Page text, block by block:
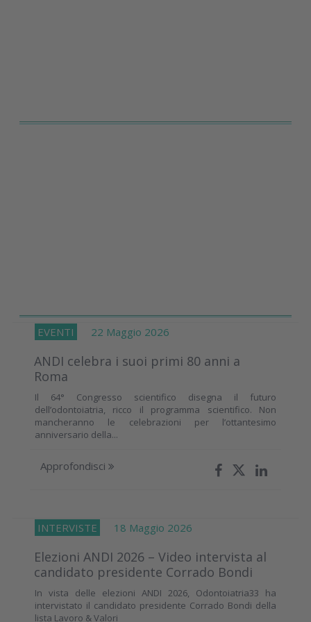
EVENTI 22 Maggio 2026
ANDI celebra i suoi primi 80 anni a
Roma
Il 64° Congresso scientifico disegna il futuro
dell’odontoiatria, ricco il programma scientifico. Non
mancheranno le celebrazioni per l’ottantesimo
anniversario della...
Approfondisci
INTERVISTE 18 Maggio 2026
Elezioni ANDI 2026 – Video intervista al
candidato presidente Corrado Bondi
In vista delle elezioni ANDI 2026, Odontoiatria33 ha
intervistato il candidato presidente Corrado Bondi della
lista Lavoro & Valori